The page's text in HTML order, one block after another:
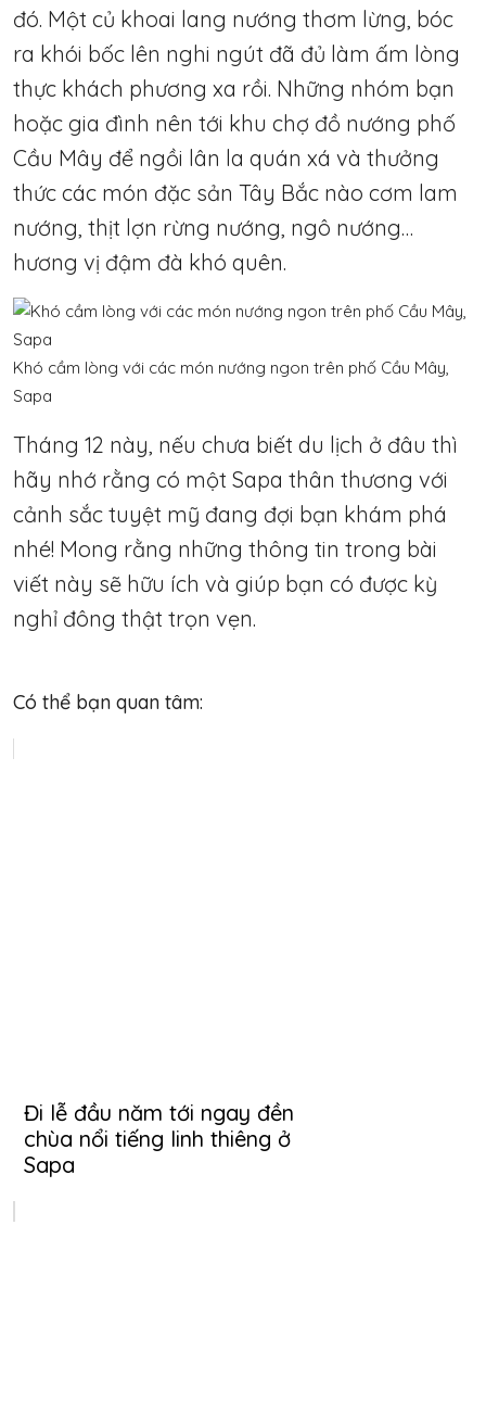
đó. Một củ khoai lang nướng thơm lừng, bóc
ra khói bốc lên nghi ngút đã đủ làm ấm lòng
thực khách phương xa rồi. Những nhóm bạn
hoặc gia đình nên tới khu chợ đồ nướng phố
Cầu Mây để ngồi lân la quán xá và thưởng
thức các món đặc sản Tây Bắc nào cơm lam
nướng, thịt lợn rừng nướng, ngô nướng…
hương vị đậm đà khó quên.
Khó cầm lòng với các món nướng ngon trên phố Cầu Mây,
Sapa
Tháng 12 này, nếu chưa biết du lịch ở đâu thì
hãy nhớ rằng có một Sapa thân thương với
cảnh sắc tuyệt mỹ đang đợi bạn khám phá
nhé! Mong rằng những thông tin trong bài
viết này sẽ hữu ích và giúp bạn có được kỳ
nghỉ đông thật trọn vẹn.
Có thể bạn quan tâm:
Đi lễ đầu năm tới ngay đền
chùa nổi tiếng linh thiêng ở
Sapa